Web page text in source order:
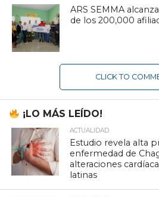
ARS SEMMA
de los 200,000
CLICK TO
¡LO MÁS LEÍDO!
ACTUALIDAD
Estudio revela alta
enfermedad de
alteraciones
latinas